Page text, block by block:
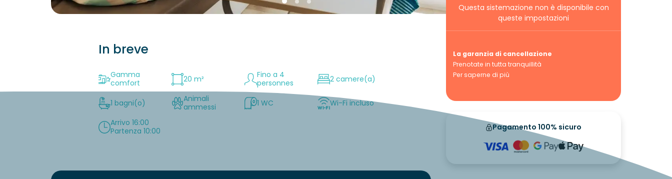
Questa sistemazione non è disponibile con
queste impostazioni
La garanzia di cancellazione
Prenotate in tutta tranquillità
Per saperne di più
Pagamento 100% sicuro
In breve
Gamma
comfort
20 m²
Fino a 4
personnes
2 camere(a)
1 bagni(o)
Animali
ammessi
1 WC
Wi-Fi incluso
Arrivo 16:00
Partenza 10:00